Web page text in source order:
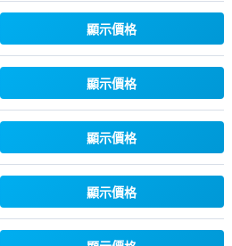
顯示價格
顯示價格
顯示價格
顯示價格